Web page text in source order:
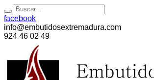
facebook
info@embutidosextremadura.com
924 46 02 49